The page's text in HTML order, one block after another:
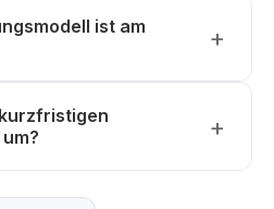
ist am